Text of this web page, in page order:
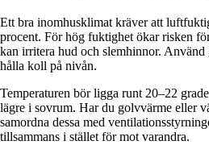
Ett bra inomhusklimat kräver att
procent. För hög fuktighet ökar risken
kan irritera hud och slemhinnor. Använd
hålla koll på nivån.
Temperaturen bör ligga runt 20–22
lägre i sovrum. Har du golvvärme eller
samordna dessa med
tillsammans i stället för mot varandra.